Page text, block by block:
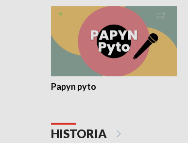
Papyn pyto
HISTORIA